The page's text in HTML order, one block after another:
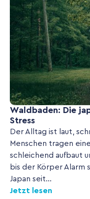
Waldbaden: Die
Stress
Der Alltag ist laut,
Menschen tragen
schleichend aufbaut
bis der Körper Alarm
Japan seit...
Jetzt lesen